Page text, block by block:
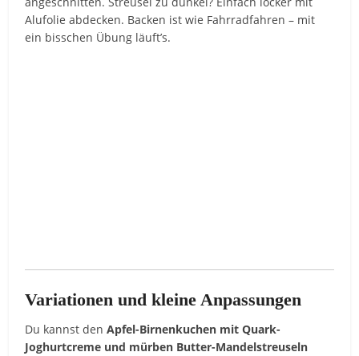
Alufolie abdecken. Backen ist wie Fahrradfahren – mit
ein bisschen Übung läuft’s.
Variationen und kleine Anpassungen
Du kannst denApfel-Birnenkuchen mit Quark-
Joghurtcreme und mürben Butter-Mandelstreuseln